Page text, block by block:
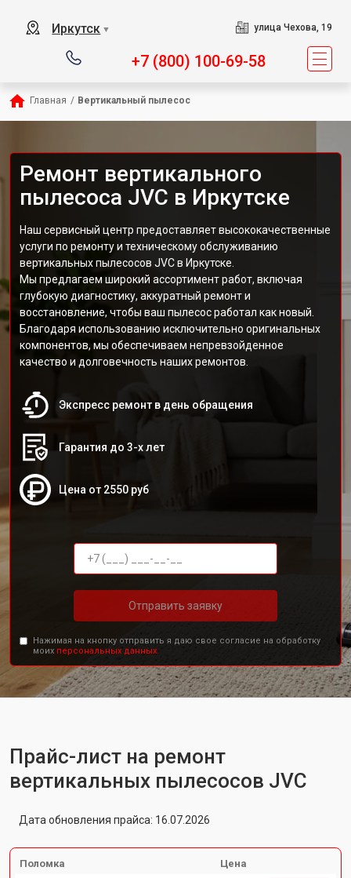
Иркутск ▼ улица Чехова, 19
+7 (800) 100-69-58
Главная / Вертикальный пылесос
Ремонт вертикального
пылесоса JVC в Иркутске
Наш сервисный центр предоставляет высококачественные
услуги по ремонту и техническому обслуживанию
вертикальных пылесосов JVC в Иркутске.
Мы предлагаем широкий ассортимент работ, включая
глубокую диагностику, аккуратный ремонт и
восстановление, чтобы ваш пылесос работал как новый.
Благодаря использованию исключительно оригинальных
компонентов, мы обеспечиваем непревзойденное
качество и долговечность наших ремонтов.
Экспресс ремонт в день обращения
Гарантия до 3-х лет
Цена от 2550 руб
Отправить заявку
Нажимая на кнопку отправить я даю свое согласие на обработку
моих персональных данных.
Прайс-лист на ремонт
вертикальных пылесосов JVC
Дата обновления прайса: 16.07.2026
Поломка
Цена